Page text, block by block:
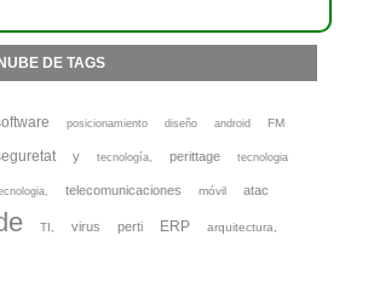
NUBE DE TAGS
posicionamiento diseño android FM
y tecnología, perittage tecnologia
telecomunicaciones móvil atac
TI, virus perti ERP arquitectura,